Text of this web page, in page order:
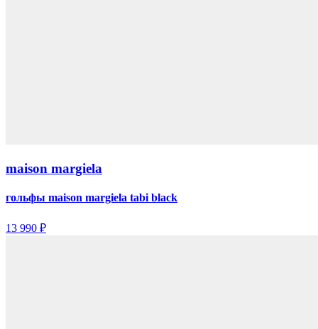
maison margiela
гольфы maison margiela tabi black
13 990 ₽